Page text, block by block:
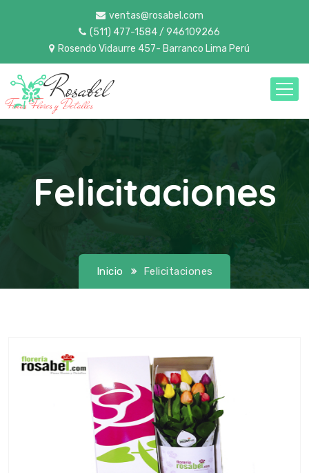
ventas@rosabel.com
(511) 477-1584 / 946109266
Rosendo Vidaurre 457- Barranco Lima Perú
Rosabel
Finas Flores y Detalles
Felicitaciones
Inicio Felicitaciones